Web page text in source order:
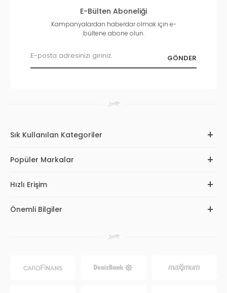
E-Bülten Aboneliği
Kampanyalardan haberdar olmak için e-
bültene abone olun.
Sık Kullanılan Kategoriler
Popüler Markalar
Hızlı Erişim
Önemli Bilgiler